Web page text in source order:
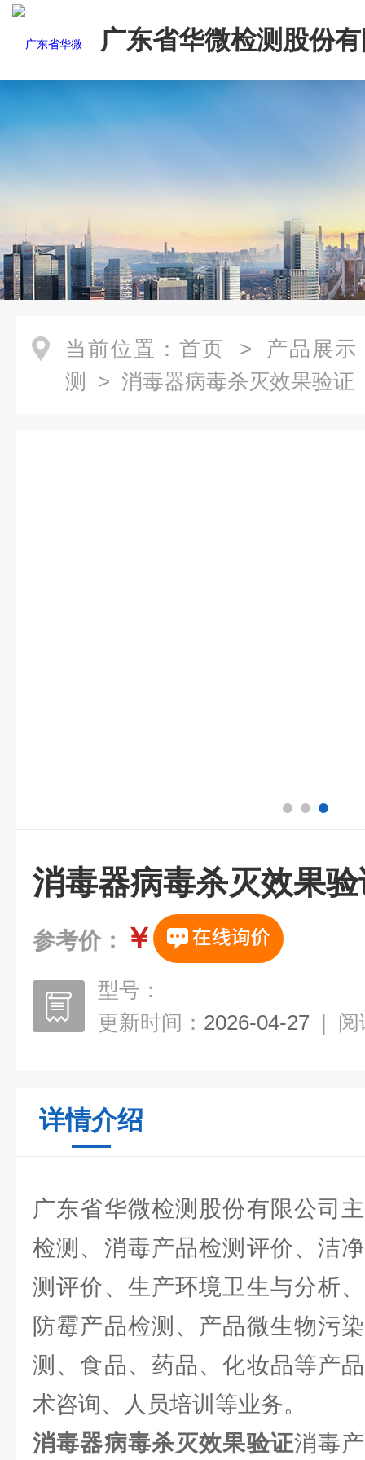
广东省华微检测股份
当前位置： 首页 > 产品展示
测
> 消毒器病毒杀灭效果验证
消毒器病毒杀灭效果
参考价： ￥
型号：
更新时间： 2026-04-27 | 阅
详情介绍
广东省华微检测股份有限公司
检测、消毒产品检测评价、洁
测评价、生产环境卫生与分析
防霉产品检测、产品微生物污
测、食品、药品、化妆品等产
术咨询、人员培训等业务。
消毒器病毒杀灭效果验证消毒